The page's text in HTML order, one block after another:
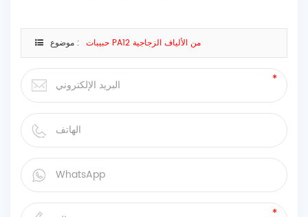
موضوع : حبيبات PA12 من الألياف الزجاجية